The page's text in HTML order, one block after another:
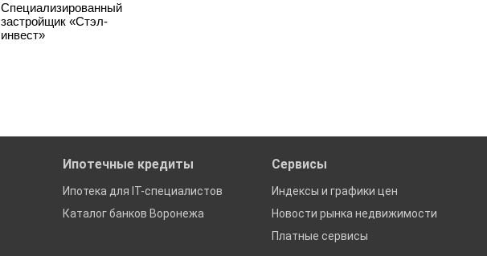
Специализированный
застройщик «Стэл-
инвест»
Ипотечные кредиты
Ипотека для IT-специалистов
Каталог банков Воронежа
Сервисы
Индексы и графики цен
Новости рынка недвижимости
Платные сервисы